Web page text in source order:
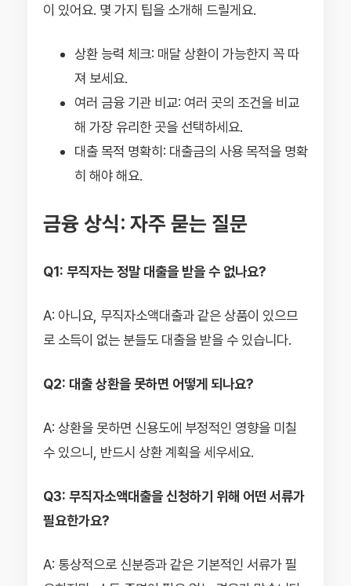
이 있어요. 몇 가지 팁을 소개해 드릴게요.
상환 능력 체크: 매달 상환이 가능한지 꼭 따
져 보세요.
여러 금융 기관 비교: 여러 곳의 조건을 비교
해 가장 유리한 곳을 선택하세요.
대출 목적 명확히: 대출금의 사용 목적을 명확
히 해야 해요.
금융 상식: 자주 묻는 질문
Q1: 무직자는 정말 대출을 받을 수 없나요?
A: 아니요, 무직자소액대출과 같은 상품이 있으므
로 소득이 없는 분들도 대출을 받을 수 있습니다.
Q2: 대출 상환을 못하면 어떻게 되나요?
A: 상환을 못하면 신용도에 부정적인 영향을 미칠
수 있으니, 반드시 상환 계획을 세우세요.
Q3: 무직자소액대출을 신청하기 위해 어떤 서류가
필요한가요?
A: 통상적으로 신분증과 같은 기본적인 서류가 필